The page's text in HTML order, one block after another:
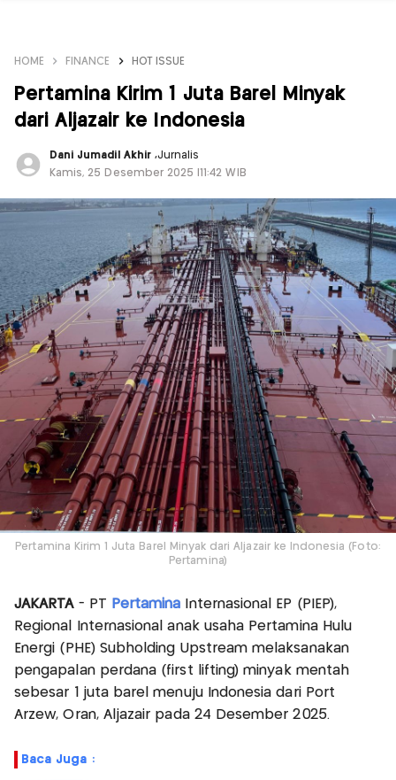
HOME FINANCE HOT ISSUE
Pertamina Kirim 1 Juta Barel Minyak
dari Aljazair ke Indonesia
Dani Jumadil Akhir ,Jurnalis
Kamis, 25 Desember 2025 |11:42 WIB
Pertamina Kirim 1 Juta Barel Minyak dari Aljazair ke Indonesia (Foto:
Pertamina)
JAKARTA- PT Pertamina Internasional EP (PIEP),
Regional Internasional anak usaha Pertamina Hulu
Energi (PHE) Subholding Upstream melaksanakan
pengapalan perdana (first lifting) minyak mentah
sebesar 1 juta barel menuju Indonesia dari Port
Arzew, Oran, Aljazair pada 24 Desember 2025.
Baca Juga :